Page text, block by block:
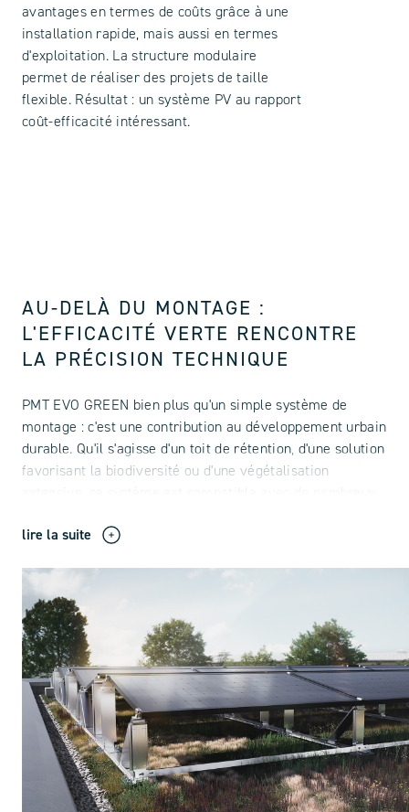
avantages en termes de coûts grâce à une
installation rapide, mais aussi en termes
d'exploitation. La structure modulaire
permet de réaliser des projets de taille
flexible. Résultat : un système PV au rapport
coût-efficacité intéressant.
AU-DELÀ DU MONTAGE :
L'EFFICACITÉ VERTE RENCONTRE
LA PRÉCISION TECHNIQUE
PMT EVO GREEN bien plus qu'un simple système de
montage : c'est une contribution au développement urbain
durable. Qu'il s'agisse d'un toit de rétention, d'une solution
favorisant la biodiversité ou d'une végétalisation
lire la suite